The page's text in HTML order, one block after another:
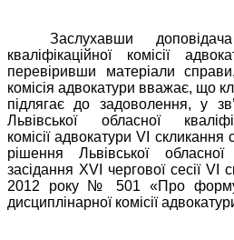
Заслухавши
кваліфікаційної комісії
перевіривши матеріали
комісія адвокатури вважає, що
підлягає до задоволення, у
Львівської обласної
комісії адвокатури VI
рішення Львівської
засідання XVI чергової сесії VI
2012 року № 501 «Про
дисциплінарної комісії